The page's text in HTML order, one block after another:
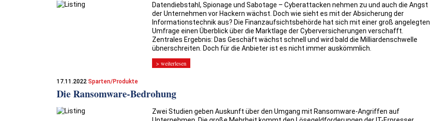
Datendiebstahl, Spionage und Sabotage – Cyberattacken nehmen zu und auch die Angst
der Unternehmen vor Hackern wächst. Doch wie sieht es mit der Absicherung der
Informationstechnik aus? Die Finanzaufsichtsbehörde hat sich mit einer groß angelegten
Umfrage einen Überblick über die Marktlage der Cyberversicherungen verschafft.
Zentrales Ergebnis: Das Geschäft wächst schnell und wird bald die Milliardenschwelle
übnerschreiten. Doch für die Anbieter ist es nicht immer auskömmlich.
> weiterlesen
17.11.2022 Sparten/Produkte
Die Ransomware-Bedrohung
Zwei Studien geben Auskunft über den Umgang mit Ransomware-Angriffen auf